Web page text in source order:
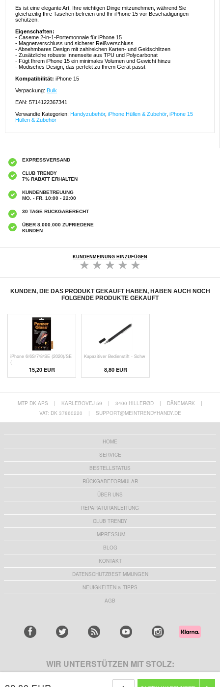
Es ist eine elegante Art, Ihre wichtigen Dinge mitzunehmen, während Sie
gleichzeitig Ihre Taschen befreien und Ihr iPhone 15 vor Beschädigungen
schützen.
Eigenschaften:
- Caseme 2-in-1-Portemonnaie für iPhone 15
- Magnetverschluss und sicherer Reißverschluss
- Abnehmbares Design mit zahlreichen Karten- und Geldschlitzen
- Zusätzliche robuste Innenseite aus TPU und Polycarbonat
- Fügt Ihrem iPhone 15 ein minimales Volumen und Gewicht hinzu
- Modisches Design, das perfekt zu Ihrem Gerät passt
Kompatibilität: iPhone 15
Verpackung: Bulk
EAN: 5714122367341
Verwandte Kategorien: Handyzubehör, iPhone Hüllen & Zubehör, iPhone 15
Hüllen & Zubehör
EXPRESSVERSAND
CLUB TRENDY
7% RABATT ERHALTEN
KUNDENBETREUUNG
MO. - FR. 10:00 - 22:00
30 TAGE RÜCKGABERECHT
ÜBER 8.000.000 ZUFRIEDENE
KUNDEN
KUNDENMEINUNG HINZUFÜGEN
KUNDEN, DIE DAS PRODUKT GEKAUFT HABEN, HABEN AUCH NOCH
FOLGENDE PRODUKTE GEKAUFT
iPhone 6/6S/7/8/SE (2020)/SE
(
15,20 EUR
Kapazitiver Bedienstift - Schw
8,80 EUR
MTP DK APS | KARLEBOVEJ 59 | 3400 HILLERØD | DÄNEMARK
|
VAT: DK 37860220
| SUPPORT@MEINTRENDYHANDY.DE
HOME
SERVICE
BESTELLSTATUS
RÜCKGABEFORMULAR
ÜBER UNS
REPARATURANLEITUNG
CLUB TRENDY
IMPRESSUM
BLOG
KONTAKT
DATENSCHUTZBESTIMMUNGEN
NEUIGKEITEN & TIPPS
AGB
WIR UNTERSTÜTZEN MIT STOLZ: